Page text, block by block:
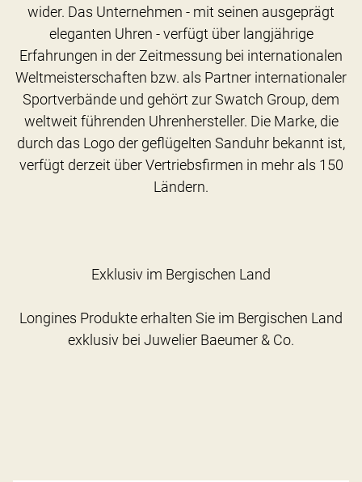
wider. Das Unternehmen - mit seinen ausgeprägt
eleganten Uhren - verfügt über langjährige
Erfahrungen in der Zeitmessung bei internationalen
Weltmeisterschaften bzw. als Partner internationaler
Sportverbände und gehört zur Swatch Group, dem
weltweit führenden Uhrenhersteller. Die Marke, die
durch das Logo der geflügelten Sanduhr bekannt ist,
verfügt derzeit über Vertriebsfirmen in mehr als 150
Ländern.
Exklusiv im Bergischen Land
Longines Produkte erhalten Sie im Bergischen Land